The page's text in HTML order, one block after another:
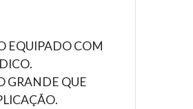
EQUIPADO COM
GRANDE QUE